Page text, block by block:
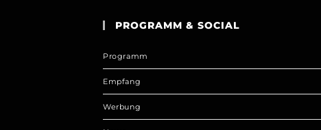
PROGRAMM & SOCIAL
Programm
Empfang
Werbung